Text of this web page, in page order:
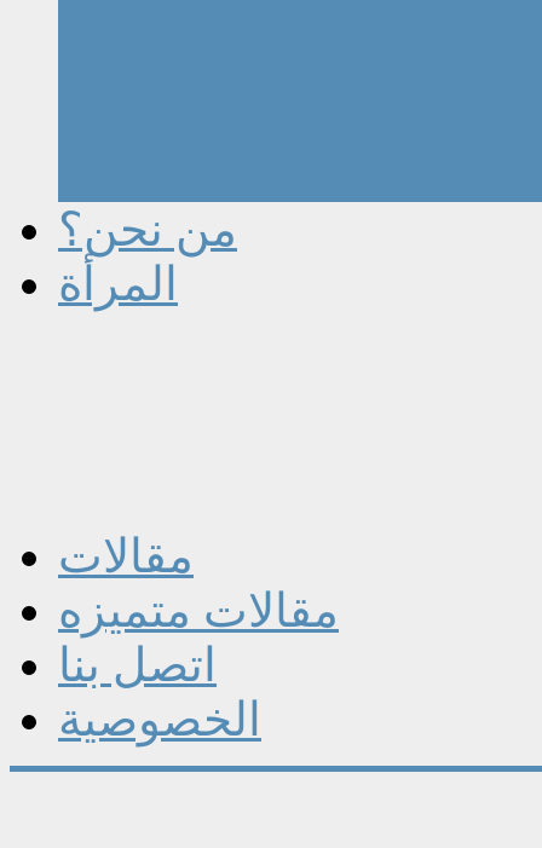
من نحن؟
المرأة
مقالات
مقالات متميزه
اتصل بنا
الخصوصية